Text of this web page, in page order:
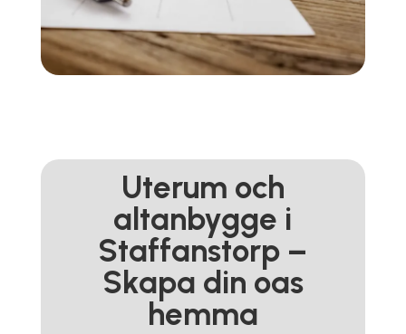
Uterum och
altanbygge i
Staffanstorp –
Skapa din oas
hemma